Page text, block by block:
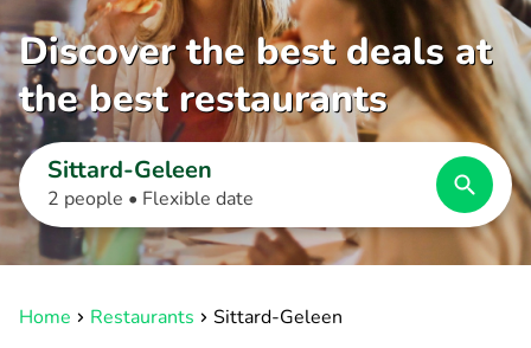
Discover the best deals at
the best restaurants
Sittard-Geleen
2 people • Flexible date
Home Restaurants Sittard-Geleen